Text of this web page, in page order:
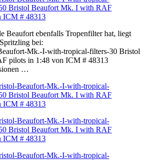
Beaufort ebenfalls Tropenfilter hat, liegt
bei:
…